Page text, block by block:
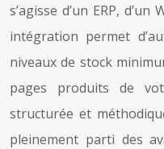
s’agisse d’un ERP,
intégration permet
niveaux de stock
pages produits de
structurée et
pleinement parti des